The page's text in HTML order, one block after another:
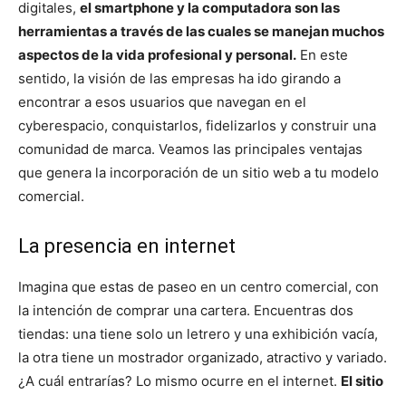
digitales, el smartphone y la computadora son las
herramientas a través de las cuales se manejan muchos
aspectos de la vida profesional y personal. En este
sentido, la visión de las empresas ha ido girando a
encontrar a esos usuarios que navegan en el
cyberespacio, conquistarlos, fidelizarlos y construir una
comunidad de marca. Veamos las principales ventajas
que genera la incorporación de un sitio web a tu modelo
comercial.
La presencia en internet
Imagina que estas de paseo en un centro comercial, con
la intención de comprar una cartera. Encuentras dos
tiendas: una tiene solo un letrero y una exhibición vacía,
la otra tiene un mostrador organizado, atractivo y variado.
¿A cuál entrarías? Lo mismo ocurre en el internet. El sitio